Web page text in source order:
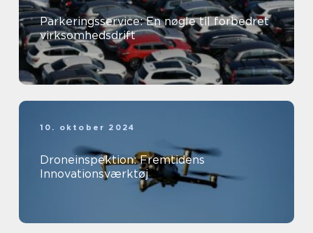
Parkeringsservice: En nøgle til forbedret
virksomhedsdrift
10. oktober 2024
Droneinspektion: Fremtidens
Innovationsværktøj